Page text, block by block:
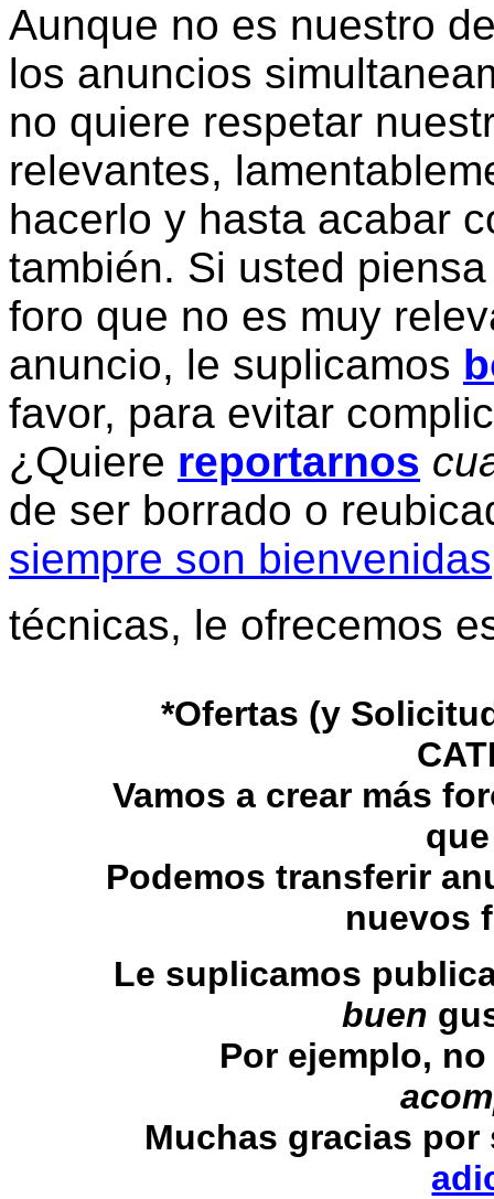
Aunque no es nuestro
los anuncios
no quiere respetar
relevantes,
hacerlo y hasta acabar
también. Si usted
foro que no es muy
anuncio, le suplicamos
favor, para evitar
¿Quiere reportarnos
de ser borrado o
siempre son bienvenidas
técnicas, le ofrecemos
*Ofertas (y
Vamos a crear más
Podemos transferir
nuevos
Le suplicamos
buen
Por ejemplo,
Muchas gracias por